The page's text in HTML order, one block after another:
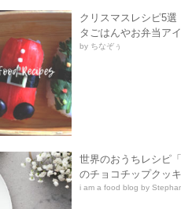
クリスマスレシピ5選
タごはんやお弁当ア
by ちなぞぅ
世界のおうちレシピ
のチョコチップクッ
i am a food blog by